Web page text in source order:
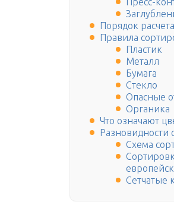
Порядок
Правила
Пластик
Металл
Бумага
Стекло
Опасные
Органика
Что означают
Разновидности
Схема
Сетчатые